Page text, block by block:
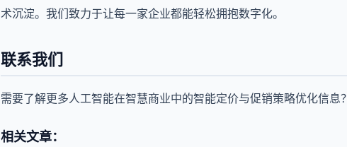
术沉淀。我们致力于让每一家企业都能轻松拥抱数字化。
联系我们
需要了解更多人工智能在智慧商业中的智能定价与促销策略优化信息？
相关文章：